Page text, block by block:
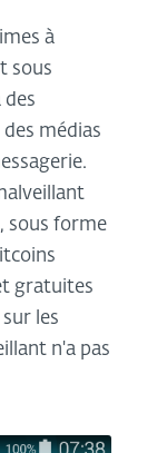
à
sous
médias
sous forme
gratuites
les
n'a pas